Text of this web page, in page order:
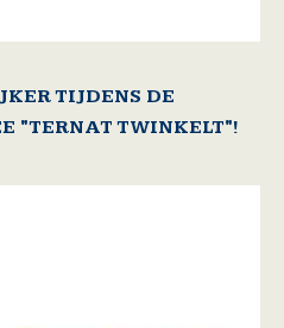
TIJDENS DE
"TERNAT TWINKELT"!